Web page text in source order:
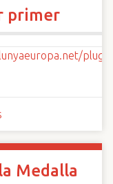
primer
Medalla